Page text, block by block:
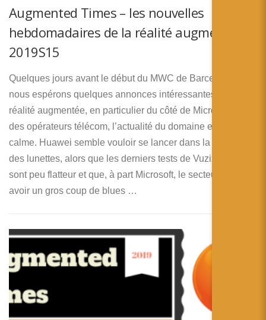
Augmented Times – les nouvelles
hebdomadaires de la réalité augmentée –
2019S15
Quelques jours avant le début du MWC de Barcelone où
nous espérons quelques annonces intéressantes pour la
réalité augmentée, en particulier du côté de Microsoft et
des opérateurs télécom, l’actualité du domaine est assez
calme. Huawei semble vouloir se lancer dans la bataille
des lunettes, alors que les derniers tests de Vuzix Blades
sont peu flatteur et que, à part Microsoft, le secteur semble
avoir un gros coup de blues …